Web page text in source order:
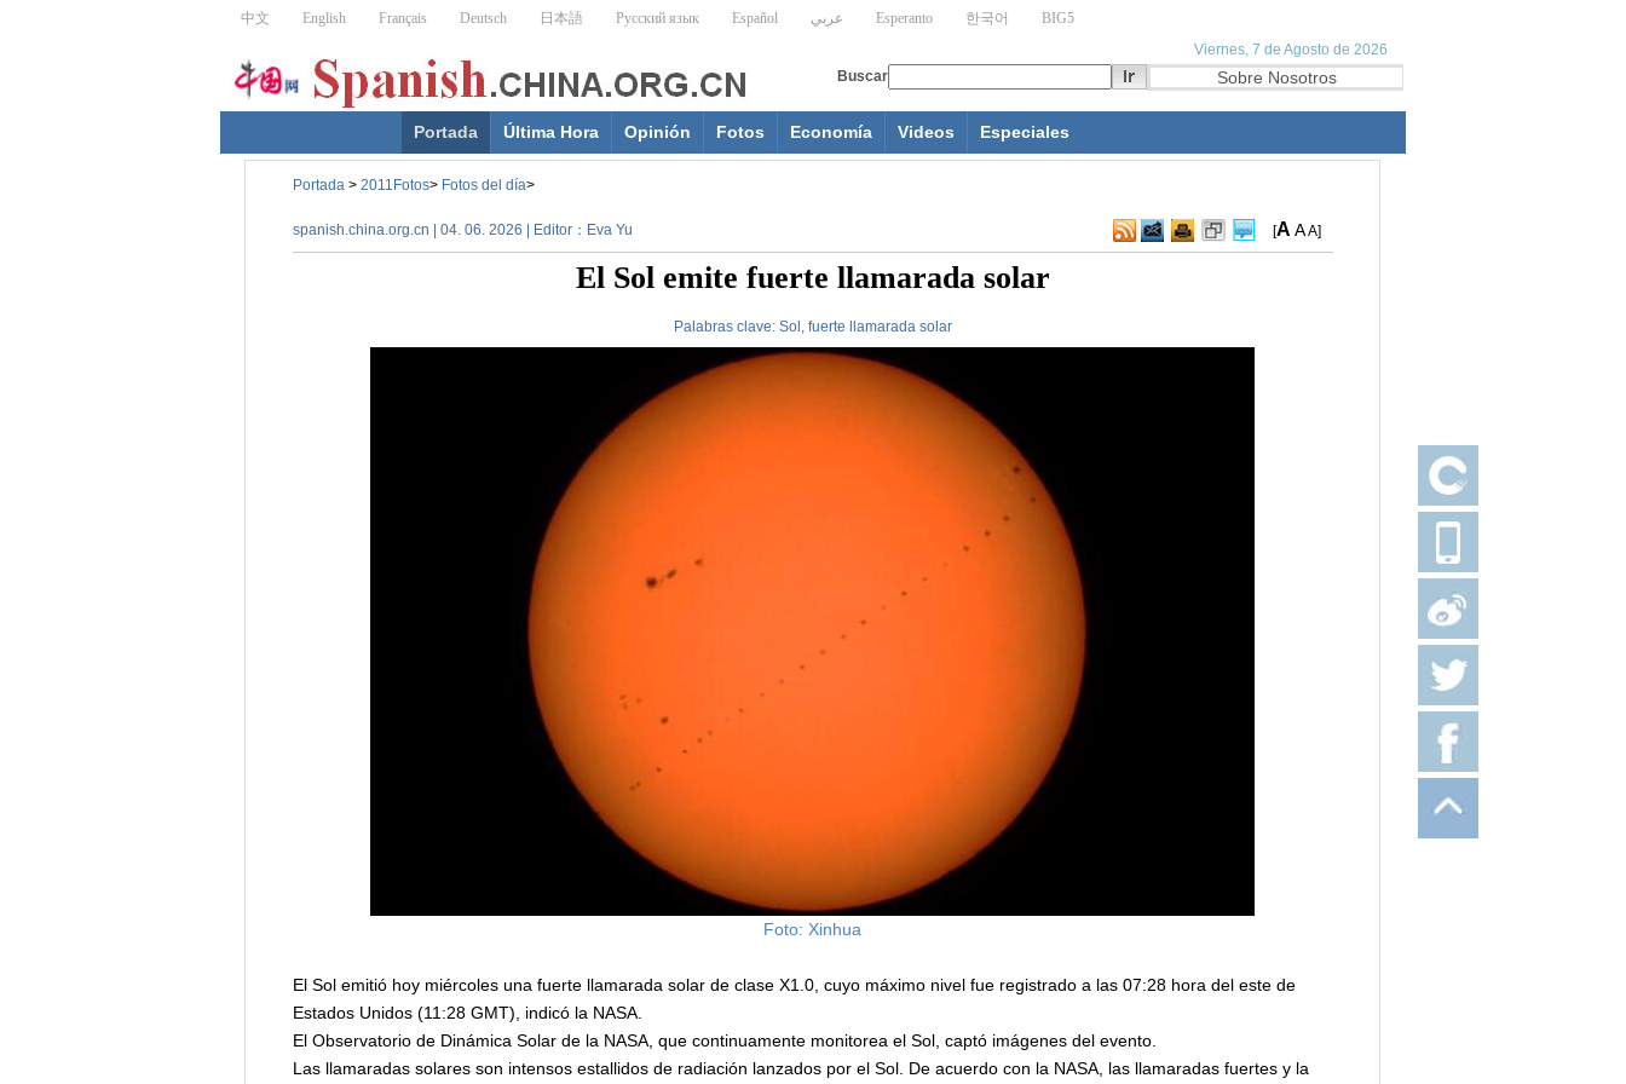
Portada Última Hora Opinión Fotos Economía Videos Especiales
Portada > 2011Fotos> Fotos del día>
spanish.china.org.cn | 04. 06. 2026 | Editor：Eva Yu [A AA]
El Sol emite fuerte llamarada solar
Palabras clave: Sol, fuerte llamarada solar
Foto: Xinhua
El Sol emitió hoy miércoles una fuerte llamarada solar de clase X1.0, cuyo máximo nivel fue registrado a las 07:28 hora del este de
Estados Unidos (11:28 GMT), indicó la NASA.
El Observatorio de Dinámica Solar de la NASA, que continuamente monitorea el Sol, captó imágenes del evento.
Las llamaradas solares son intensos estallidos de radiación lanzados por el Sol. De acuerdo con la NASA, las llamaradas fuertes y la